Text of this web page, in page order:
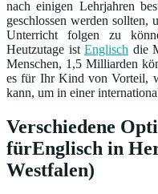
nach einigen Lehrjahren
geschlossen werden sollten,
Unterricht folgen zu
Heutzutage ist Englisch die
Menschen, 1,5 Milliarden
es für Ihr Kind von Vorteil,
kann, um in einer
Verschiedene
fürEnglisch in
Westfalen)